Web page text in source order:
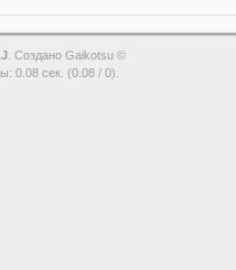
. Создано Gaikotsu ©
0.08 сек. (0.08 / 0).